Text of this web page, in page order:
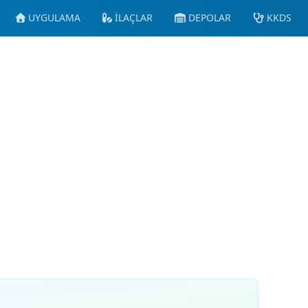
UYGULAMA İLAÇLAR DEPOLAR KKDS